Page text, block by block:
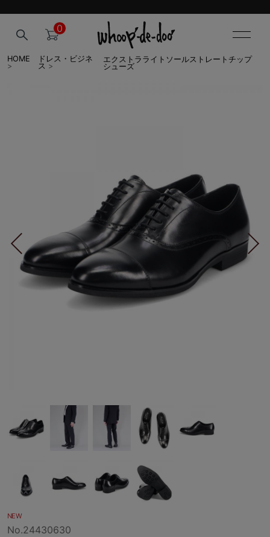
0
HOME
>
ドレス・ビジネ
ス >
エクストラライトソールストレートチップ
シューズ
NEW
No.24430630